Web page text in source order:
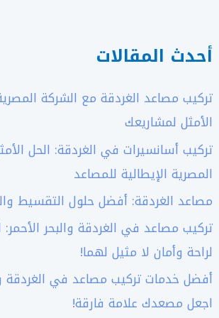
أحدث المقالات
تركيب مصاعد الغردقة مع الشركة
الأمثل لمشاريعك
تركيب أسانسيرات في الغردقة: الحل
المصرية الإيطالية للمصاعد
مصاعد الغردقة: أفضل حلول التقسيط
تركيب مصاعد في الغردقة والبحر
لراحة وأمان لا مثيل لهما!
أفضل خدمات تركيب مصاعد في الغردقة
اجعل مصعدك علامة فارقة!